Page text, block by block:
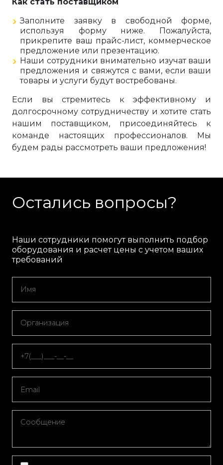
Заполните заявку в свободной форме,
используя форму ниже. Пожалуйста,
прикрепите ваш прайс-лист, коммерческое
предложение или презентацию.
Наши сотрудники внимательно изучат ваши
предложения и свяжутся с вами, если ваши
товары и услуги будут востребованы.
Если вы стремитесь к эффективному и
долгосрочному сотрудничеству и хотите стать
нашим поставщиком, присоединяйтесь к
команде настоящих профессионалов. Мы
будем рады рассмотреть ваши предложения!
Остались вопросы?
Наши сотрудники помогут выполнить подбор
оборудования и расчет цены с учетом ваших
требований